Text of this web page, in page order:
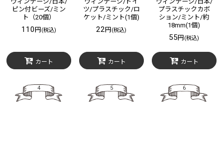
ピン付ビーズ/ミン
ト（20個）
110 円 (税込)
カート
ツ/プラスチック/ロ
ケット/ミント(1個)
22円 (税込)
カート
プラスチックカボ
ション/ミント/約
18mm(1個)
55円 (税込)
カート
4 5 6